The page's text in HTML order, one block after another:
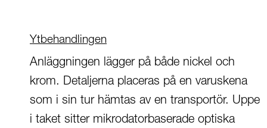
Ytbehandlingen
Anläggningen lägger på både nickel och
krom. Detaljerna placeras på en varuskena
som i sin tur hämtas av en transportör. Uppe
i taket sitter mikrodatorbaserade optiska